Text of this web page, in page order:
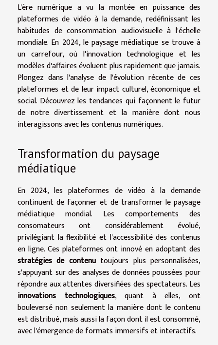
L'ère numérique a vu la montée en puissance des
plateformes de vidéo à la demande, redéfinissant les
habitudes de consommation audiovisuelle à l'échelle
mondiale. En 2024, le paysage médiatique se trouve à
un carrefour, où l'innovation technologique et les
modèles d'affaires évoluent plus rapidement que jamais.
Plongez dans l'analyse de l'évolution récente de ces
plateformes et de leur impact culturel, économique et
social. Découvrez les tendances qui façonnent le futur
de notre divertissement et la manière dont nous
interagissons avec les contenus numériques.
Transformation du paysage
médiatique
En 2024, les plateformes de vidéo à la demande
continuent de façonner et de transformer le paysage
médiatique mondial. Les comportements des
consomateurs ont considérablement évolué,
privilégiant la flexibilité et l'accessibilité des contenus
en ligne. Ces plateformes ont innové en adoptant des
stratégies de contenutoujours plus personnalisées,
s'appuyant sur des analyses de données poussées pour
répondre aux attentes diversifiées des spectateurs. Les
innovations technologiques, quant à elles, ont
bouleversé non seulement la manière dont le contenu
est distribué, mais aussi la façon dont il est consommé,
avec l'émergence de formats immersifs et interactifs.